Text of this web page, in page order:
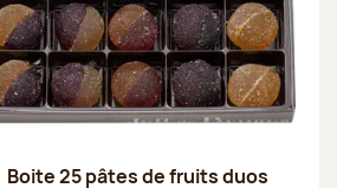
Boite 25 pâtes de fruits duos